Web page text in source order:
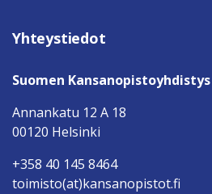
Yhteystiedot
Suomen Kansanopistoyhdistys
Annankatu 12 A 18
00120 Helsinki
+358 40 145 8464
toimisto(at)kansanopistot.fi